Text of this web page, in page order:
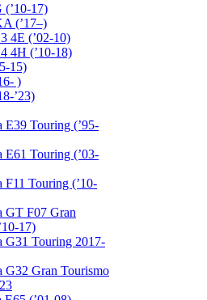
(’10-17)
(’17–)
4E (’02-10)
4H (’10-18)
15)
)
’23)
E39 Touring (’95-
E61 Touring (’03-
F11 Touring (’10-
GT F07 Gran
17)
G31 Touring 2017-
G32 Gran Tourismo